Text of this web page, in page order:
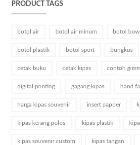
PRODUCT TAGS
botol air botol air minum botol
botol plastik botol sport bungkus
cetak buku cetak kipas contoh
digital printing gagang kipas hand
harga kipas souvenir insert papper
kipas kerang polos kipas plastik
kipas souvenir custom kipas tangan